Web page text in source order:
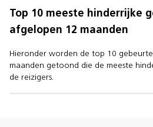
Top 10 meeste hinderrijke
afgelopen 12 maanden
Hieronder worden de top 10
maanden getoond die de meeste
de reizigers.